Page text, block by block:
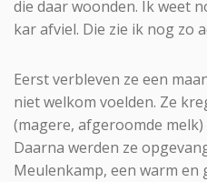
die daar woonden. Ik weet
kar afviel. Die zie ik nog zo
Eerst verbleven ze een
niet welkom voelden. Ze
(magere, afgeroomde
Daarna werden ze
Meulenkamp, een warm en